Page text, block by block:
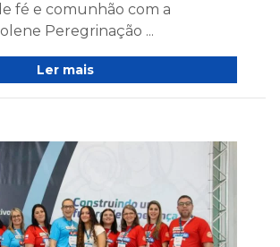
fé e comunhão com a
Peregrinação ...
Ler mais